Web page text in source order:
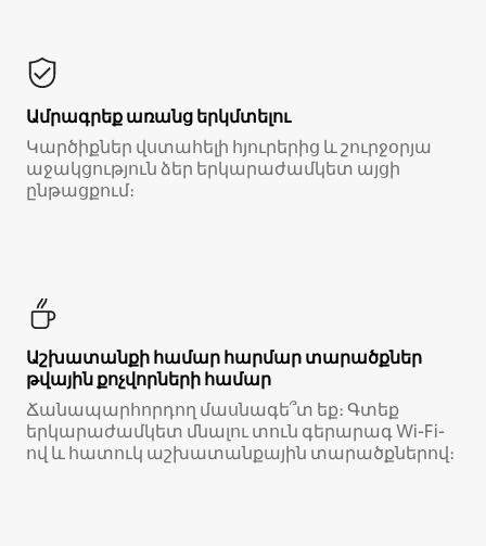
Ամրագրեք առանց երկմտելու
Կարծիքներ վստահելի հյուրերից և շուրջօրյա
աջակցություն ձեր երկարաժամկետ այցի
ընթացքում։
Աշխատանքի համար հարմար տարածքներ
թվային քոչվորների համար
Ճանապարհորդող մասնագե՞տ եք։ Գտեք
երկարաժամկետ մնալու տուն գերարագ Wi-Fi-
ով և հատուկ աշխատանքային տարածքներով։